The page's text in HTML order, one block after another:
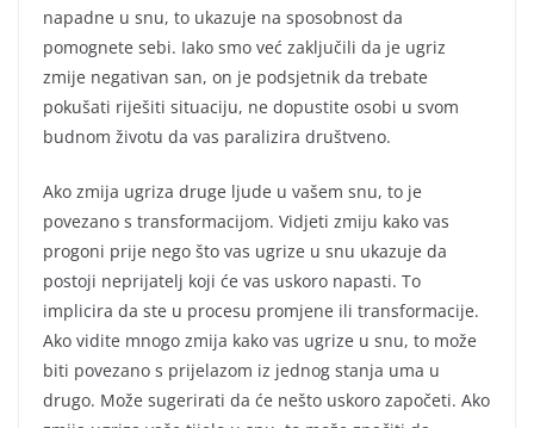
napadne u snu, to ukazuje na sposobnost da
pomognete sebi. Iako smo već zaključili da je ugriz
zmije negativan san, on je podsjetnik da trebate
pokušati riješiti situaciju, ne dopustite osobi u svom
budnom životu da vas paralizira društveno.
Ako zmija ugriza druge ljude u vašem snu, to je
povezano s transformacijom. Vidjeti zmiju kako vas
progoni prije nego što vas ugrize u snu ukazuje da
postoji neprijatelj koji će vas uskoro napasti. To
implicira da ste u procesu promjene ili transformacije.
Ako vidite mnogo zmija kako vas ugrize u snu, to može
biti povezano s prijelazom iz jednog stanja uma u
drugo. Može sugerirati da će nešto uskoro započeti. Ako